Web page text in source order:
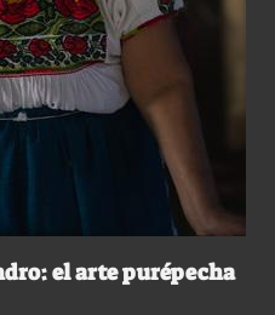
el arte purépecha